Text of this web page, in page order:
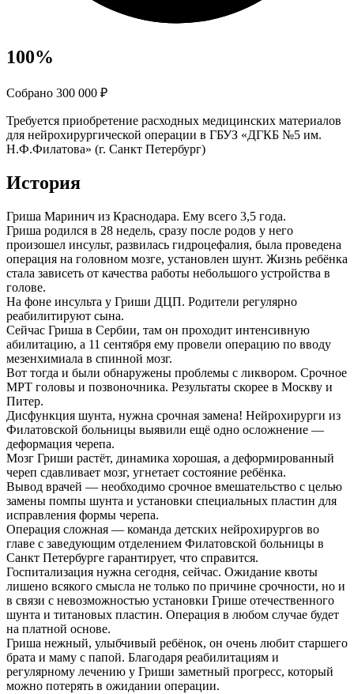
100%
Собрано 300 000 ₽
Требуется приобретение расходных медицинских материалов
для нейрохирургической операции в ГБУЗ «ДГКБ №5 им.
Н.Ф.Филатова» (г. Санкт Петербург)
История
Гриша Маринич из Краснодара. Ему всего 3,5 года.
Гриша родился в 28 недель, сразу после родов у него
произошел инсульт, развилась гидроцефалия, была проведена
операция на головном мозге, установлен шунт. Жизнь ребёнка
стала зависеть от качества работы небольшого устройства в
голове.
На фоне инсульта у Гриши ДЦП. Родители регулярно
реабилитируют сына.
Сейчас Гриша в Сербии, там он проходит интенсивную
абилитацию, а 11 сентября ему провели операцию по вводу
мезенхимиала в спинной мозг.
Вот тогда и были обнаружены проблемы с ликвором. Срочное
МРТ головы и позвоночника. Результаты скорее в Москву и
Питер.
Дисфункция шунта, нужна срочная замена! Нейрохирурги из
Филатовской больницы выявили ещё одно осложнение —
деформация черепа.
Мозг Гриши растёт, динамика хорошая, а деформированный
череп сдавливает мозг, угнетает состояние ребёнка.
Вывод врачей — необходимо срочное вмешательство с целью
замены помпы шунта и установки специальных пластин для
исправления формы черепа.
Операция сложная — команда детских нейрохирургов во
главе с заведующим отделением Филатовской больницы в
Санкт Петербурге гарантирует, что справится.
Госпитализация нужна сегодня, сейчас. Ожидание квоты
лишено всякого смысла не только по причине срочности, но и
в связи с невозможностью установки Грише отечественного
шунта и титановых пластин. Операция в любом случае будет
на платной основе.
Гриша нежный, улыбчивый ребёнок, он очень любит старшего
брата и маму с папой. Благодаря реабилитациям и
регулярному лечению у Гриши заметный прогресс, который
можно потерять в ожидании операции.